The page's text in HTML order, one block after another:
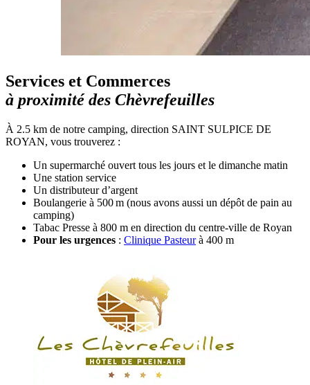
Services et Commerces
à proximité des Chèvrefeuilles
À 2.5 km de notre camping, direction SAINT SULPICE DE
ROYAN, vous trouverez :
Un supermarché ouvert tous les jours et le dimanche matin
Une station service
Un distributeur d’argent
Boulangerie à 500 m (nous avons aussi un dépôt de pain au
camping)
Tabac Presse à 800 m en direction du centre-ville de Royan
Pour les urgences : Clinique Pasteurà 400 m